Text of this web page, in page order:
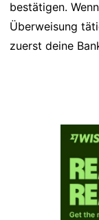
bestätigen.
Überweisung
zuerst deine